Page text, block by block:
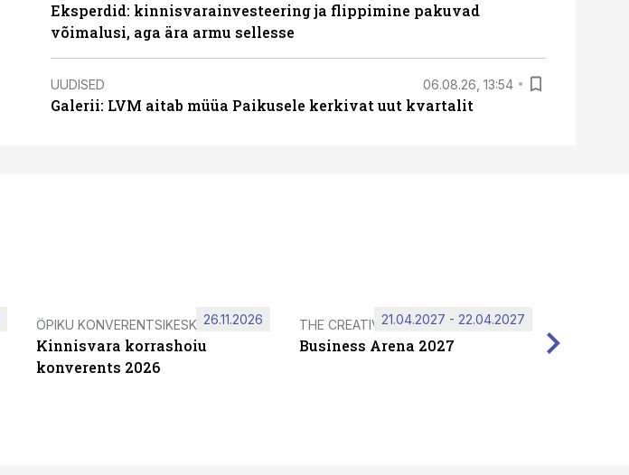
Eksperdid: kinnisvarainvesteering ja flippimine pakuvad
võimalusi, aga ära armu sellesse
UUDISED 06.08.26, 13:54
Galerii: LVM aitab müüa Paikusele kerkivat uut kvartalit
ÖPIKU KONVERENTSIKESKUS
Kinnisvara korrashoiu
konverents 2026
26.11.2026 THE CREATIVE HUB
Business Arena 2027
21.04.2027 - 22.04.2027